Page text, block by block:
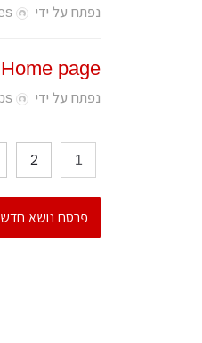
נפתח על ידי
Home page
נפתח על ידי
1
2
פרסם נושא חדש